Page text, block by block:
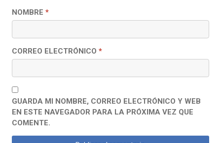
NOMBRE *
CORREO ELECTRÓNICO *
GUARDA MI NOMBRE, CORREO ELECTRÓNICO Y WEB
EN ESTE NAVEGADOR PARA LA PRÓXIMA VEZ QUE
COMENTE.